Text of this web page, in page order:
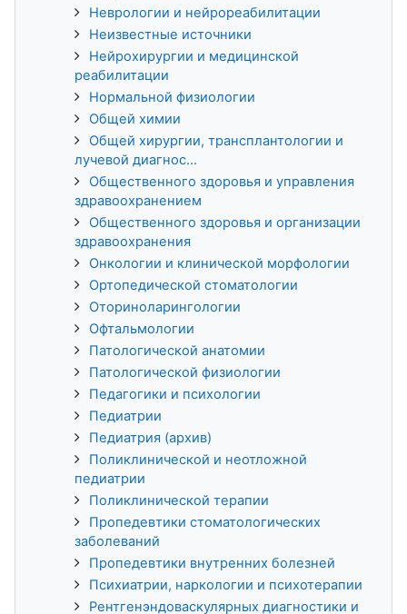
Неврологии и нейрореабилитации
Неизвестные источники
Нейрохирургии и медицинской
реабилитации
Нормальной физиологии
Общей химии
Общей хирургии, трансплантологии и
лучевой диагнос...
Общественного здоровья и управления
здравоохранением
Общественного здоровья и организации
здравоохранения
Онкологии и клинической морфологии
Ортопедической стоматологии
Оториноларингологии
Офтальмологии
Патологической анатомии
Патологической физиологии
Педагогики и психологии
Педиатрии
Педиатрия (архив)
Поликлинической и неотложной
педиатрии
Поликлинической терапии
Пропедевтики стоматологических
заболеваний
Пропедевтики внутренних болезней
Психиатрии, наркологии и психотерапии
Рентгенэндоваскулярных диагностики и